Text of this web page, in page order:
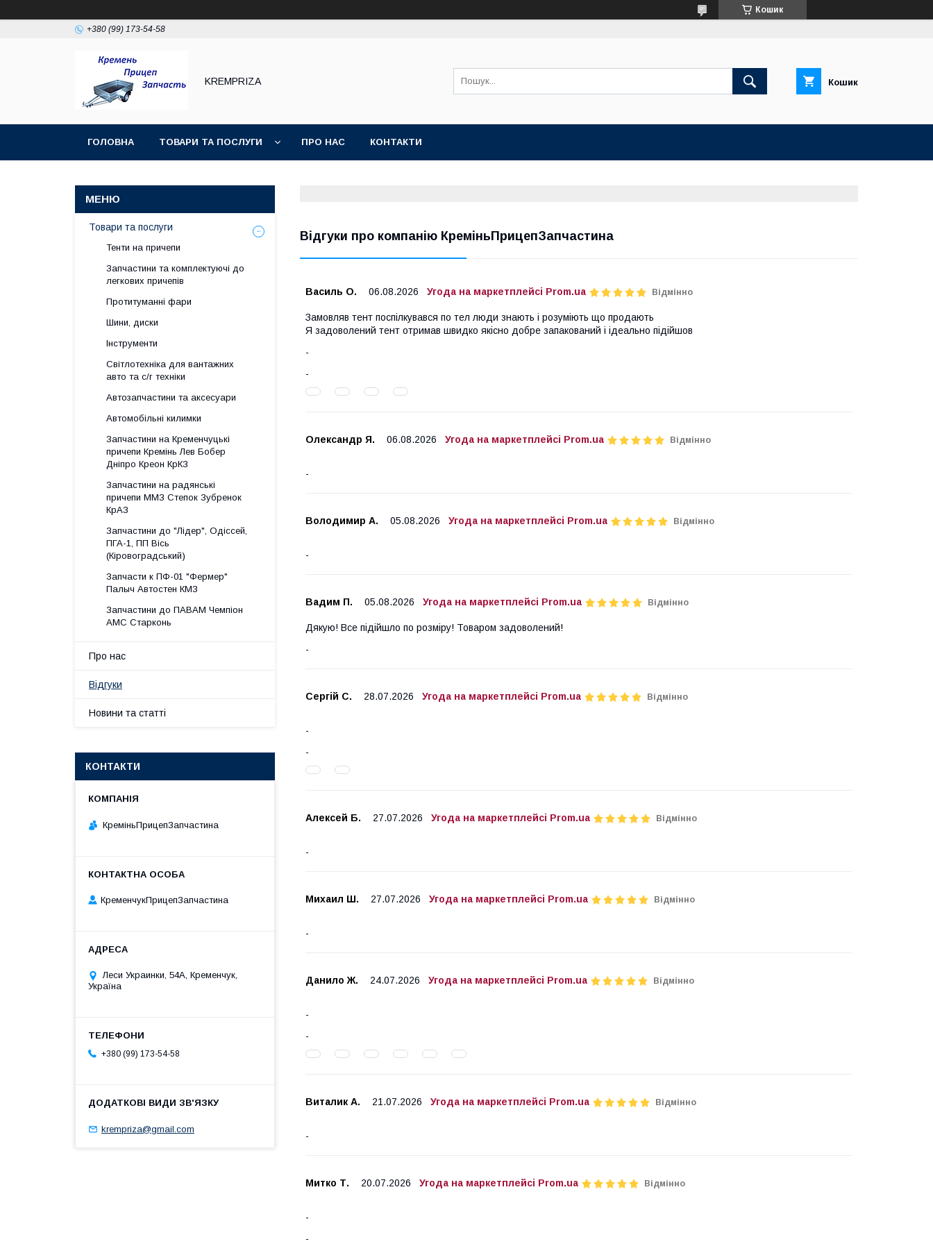
Кошик
+380 (99) 173-54-58
KREMPRIZA Кошик
ГОЛОВНА ТОВАРИ ТА ПОСЛУГИ ПРО НАС КОНТАКТИ
Відгуки про компанію КреміньПрицепЗапчастина
Василь О. 06.08.2026 Угода на маркетплейсі Prom.ua Відмінно
Замовляв тент поспілкувався по тел люди знають і розуміють що продають
Я задоволений тент отримав швидко якісно добре запакований і ідеально підійшов
Олександр Я. 06.08.2026 Угода на маркетплейсі Prom.ua Відмінно
Володимир А. 05.08.2026 Угода на маркетплейсі Prom.ua Відмінно
Вадим П. 05.08.2026 Угода на маркетплейсі Prom.ua Відмінно
Дякую! Все підійшло по розміру! Товаром задоволений!
Сергій С. 28.07.2026 Угода на маркетплейсі Prom.ua Відмінно
Алексей Б. 27.07.2026 Угода на маркетплейсі Prom.ua Відмінно
Михаил Ш. 27.07.2026 Угода на маркетплейсі Prom.ua Відмінно
Данило Ж. 24.07.2026 Угода на маркетплейсі Prom.ua Відмінно
Виталик А. 21.07.2026 Угода на маркетплейсі Prom.ua Відмінно
Митко Т. 20.07.2026 Угода на маркетплейсі Prom.ua Відмінно
Товари та послуги
Тенти на причепи
Запчастини та комплектуючі до
легкових причепів
Протитуманні фари
Шини, диски
Інструменти
Світлотехніка для вантажних
авто та с/г техніки
Автозапчастини та аксесуари
Автомобільні килимки
Запчастини на Кременчуцькі
причепи Кремінь Лев Бобер
Дніпро Креон КрКЗ
Запчастини на радянські
причепи ММЗ Степок Зубренок
КрАЗ
Запчастини до "Лідер", Одіссей,
ПГА-1, ПП Вісь
(Кіровоградський)
Запчасти к ПФ-01 "Фермер"
Палыч Автостен КМЗ
Запчастини до ПАВАМ Чемпіон
АМС Старконь
Про нас
Відгуки
Новини та статті
КОНТАКТИ
КреміньПрицепЗапчастина
КременчукПрицепЗапчастина
Леси Украинки, 54А, Кременчук,
Україна
+380 (99) 173-54-58
krempriza@gmail.com